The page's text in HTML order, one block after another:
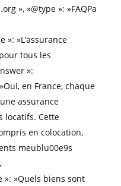
», »@type »: »FAQPa
»: »L’assurance
tous les
»:
en France, chaque
assurance
locatifs. Cette
en colocation,
meublu00e9s
»: »Quels biens sont